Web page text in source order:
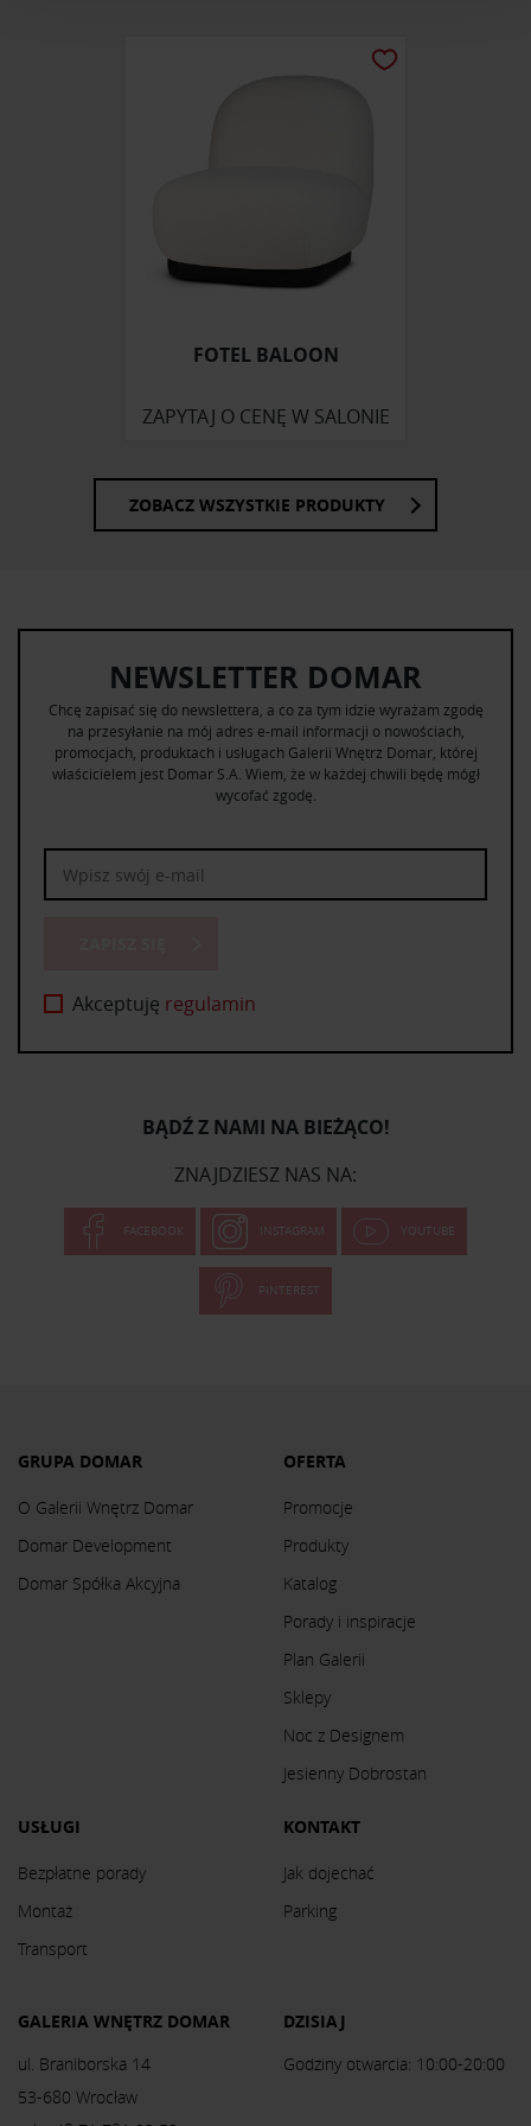
korzystasz z naszej witryny, udostępniamy partnerom
FOTEL BALOON
ZAPYTAJ O CENĘ W SALONIE
ZOBACZ WSZYSTKIE PRODUKTY
NEWSLETTER DOMAR
Chcę zapisać się do newslettera, a co za tym idzie wyrażam zgodę
na przesyłanie na mój adres e-mail informacji o nowościach,
promocjach, produktach i usługach Galerii Wnętrz Domar, której
właścicielem jest Domar S.A. Wiem, że w każdej chwili będę mógł
wycofać zgodę.
Akceptuję regulamin
BĄDŹ Z NAMI NA BIEŻĄCO!
ZNAJDZIESZ NAS NA:
FACEBOOK INSTAGRAM YOUTUBE
PINTEREST
GRUPA DOMAR
O Galerii Wnętrz Domar
Domar Development
Domar Spółka Akcyjna
OFERTA
Promocje
Produkty
Katalog
Porady i inspiracje
Plan Galerii
Sklepy
Noc z Designem
Jesienny Dobrostan
USŁUGI
Bezpłatne porady
Montaż
Transport
KONTAKT
Jak dojechać
Parking
GALERIA WNĘTRZ DOMAR
ul. Braniborska 14
53-680 Wrocław
DZISIAJ
Godziny otwarcia: 10:00-20:00